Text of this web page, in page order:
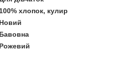
хлопок, кулир
Новий
Бавовна
Рожевий